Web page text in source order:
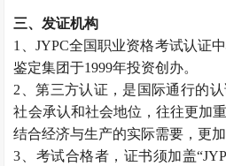
三、发证机构
1、JYPC全国职业资格考试认证
鉴定集团于1999年投资创办。
2、第三方认证，是国际通行的
社会承认和社会地位，往往更加
结合经济与生产的实际需要，更
3、考试合格者，证书须加盖